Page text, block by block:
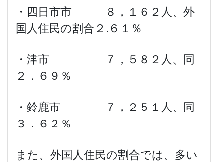
・四日市市 ８，１６２人、外
国人住民の割合２.６１％
・津市 ７，５８２人、同
２．６９％
・鈴鹿市 ７，２５１人、同
３．６２％
また、外国人住民の割合では、多い